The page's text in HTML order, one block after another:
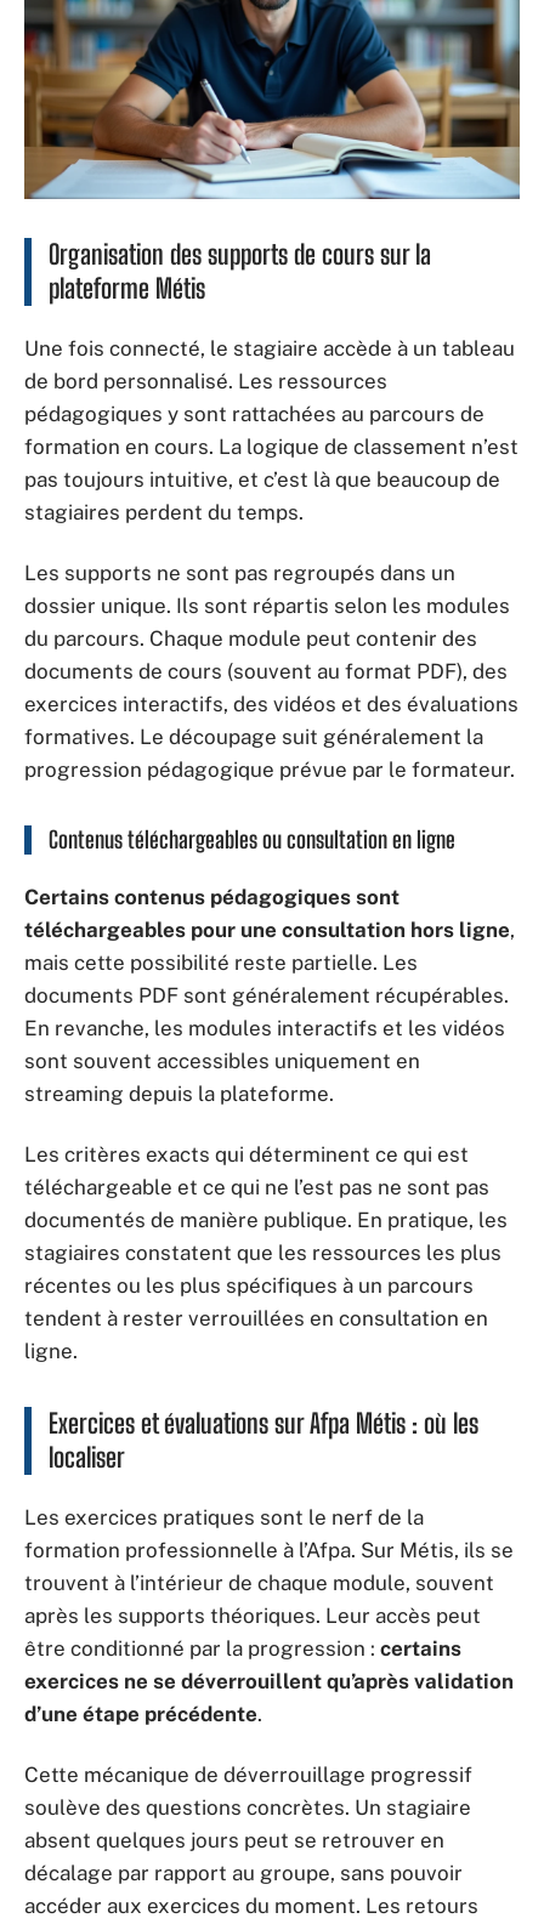
Organisation des supports de cours sur la
plateforme Métis
Une fois connecté, le stagiaire accède à un tableau
de bord personnalisé. Les ressources
pédagogiques y sont rattachées au parcours de
formation en cours. La logique de classement n’est
pas toujours intuitive, et c’est là que beaucoup de
stagiaires perdent du temps.
Les supports ne sont pas regroupés dans un
dossier unique. Ils sont répartis selon les modules
du parcours. Chaque module peut contenir des
documents de cours (souvent au format PDF), des
exercices interactifs, des vidéos et des évaluations
formatives. Le découpage suit généralement la
progression pédagogique prévue par le formateur.
Contenus téléchargeables ou consultation en ligne
Certains contenus pédagogiques sont
téléchargeables pour une consultation hors ligne,
mais cette possibilité reste partielle. Les
documents PDF sont généralement récupérables.
En revanche, les modules interactifs et les vidéos
sont souvent accessibles uniquement en
streaming depuis la plateforme.
Les critères exacts qui déterminent ce qui est
téléchargeable et ce qui ne l’est pas ne sont pas
documentés de manière publique. En pratique, les
stagiaires constatent que les ressources les plus
récentes ou les plus spécifiques à un parcours
tendent à rester verrouillées en consultation en
ligne.
Exercices et évaluations sur Afpa Métis : où les
localiser
Les exercices pratiques sont le nerf de la
formation professionnelle à l’Afpa. Sur Métis, ils se
trouvent à l’intérieur de chaque module, souvent
après les supports théoriques. Leur accès peut
être conditionné par la progression : certains
exercices ne se déverrouillent qu’après validation
d’une étape précédente.
Cette mécanique de déverrouillage progressif
soulève des questions concrètes. Un stagiaire
absent quelques jours peut se retrouver en
décalage par rapport au groupe, sans pouvoir
accéder aux exercices du moment. Les retours